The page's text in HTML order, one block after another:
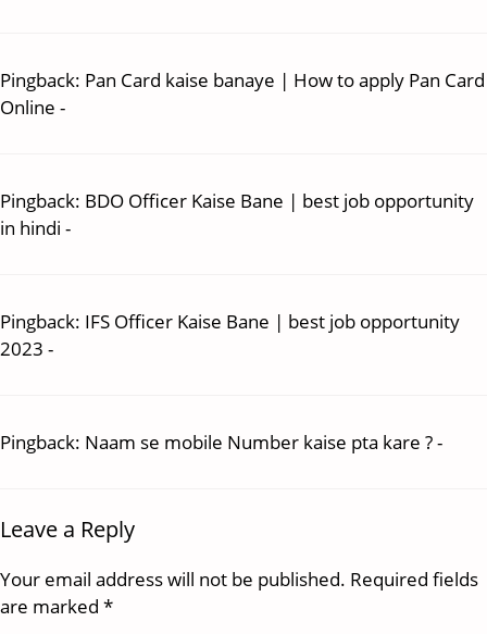
Pingback: Pan Card kaise banaye | How to apply Pan Card
Online -
Pingback: BDO Officer Kaise Bane | best job opportunity
in hindi -
Pingback: IFS Officer Kaise Bane | best job opportunity
2023 -
Pingback: Naam se mobile Number kaise pta kare ? -
Leave a Reply
Your email address will not be published. Required fields
are marked *